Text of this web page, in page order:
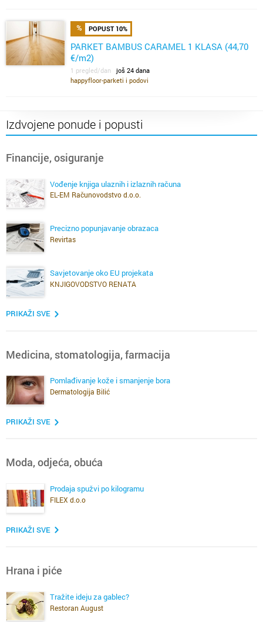
POPUST 10%
PARKET BAMBUS CARAMEL 1 KLASA (44,70
€/m2)
1 pregled/dan još 24 dana
happyfloor-parketi i podovi
Izdvojene ponude i popusti
Financije, osiguranje
Vođenje knjiga ulaznih i izlaznih računa
EL-EM Računovodstvo d.o.o.
Precizno popunjavanje obrazaca
Revirtas
Savjetovanje oko EU projekata
KNJIGOVODSTVO RENATA
PRIKAŽI SVE
Medicina, stomatologija, farmacija
Pomlađivanje kože i smanjenje bora
Dermatologija Bilić
PRIKAŽI SVE
Moda, odjeća, obuća
Prodaja spužvi po kilogramu
FILEX d.o.o
PRIKAŽI SVE
Hrana i piće
Tražite ideju za gablec?
Restoran August